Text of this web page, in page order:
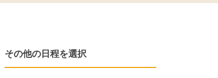
その他の日程を選択